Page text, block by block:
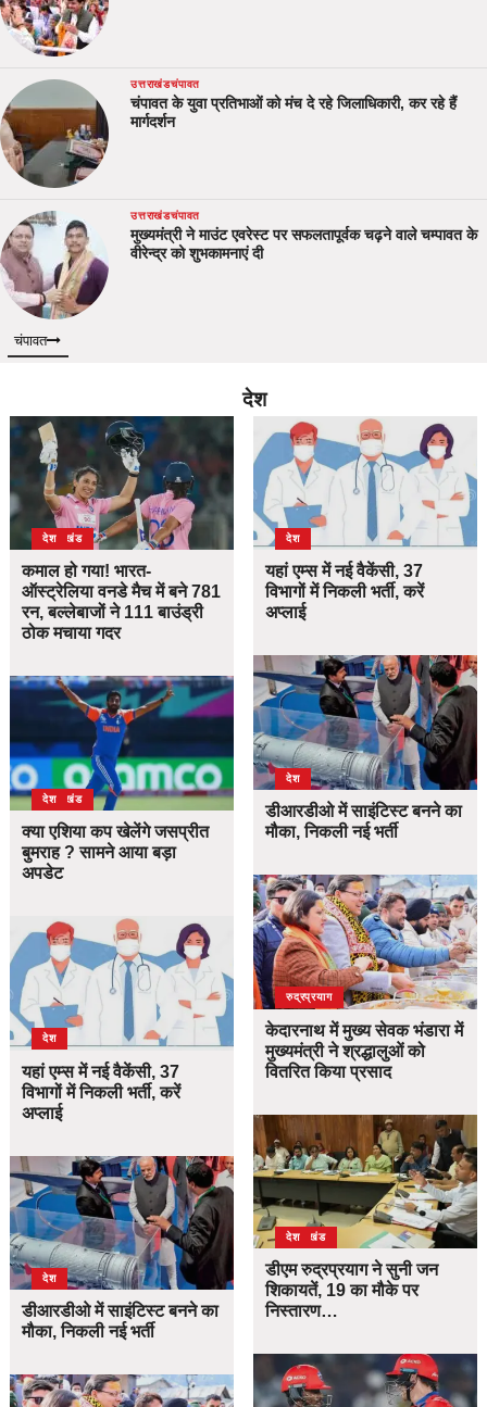
उत्तराखंडचंपावत
चंपावत के युवा प्रतिभाओं को मंच दे रहे जिलाधिकारी, कर रहे हैं
मार्गदर्शन
उत्तराखंडचंपावत
मुख्यमंत्री ने माउंट एवरेस्ट पर सफलतापूर्वक चढ़ने वाले चम्पावत के
वीरेन्द्र को शुभकामनाएं दी
चंपावत
देश
उत्तराखंड
देश
कमाल हो गया! भारत-
ऑस्ट्रेलिया वनडे मैच में बने 781
रन, बल्लेबाजों ने 111 बाउंड्री
ठोक मचाया गदर
उत्तराखंड
देश
क्या एशिया कप खेलेंगे जसप्रीत
बुमराह ? सामने आया बड़ा
अपडेट
देश
यहां एम्स में नई वैकेंसी, 37
विभागों में निकली भर्ती, करें
अप्लाई
देश
डीआरडीओ में साइंटिस्ट बनने का
मौका, निकली नई भर्ती
देश
यहां एम्स में नई वैकेंसी, 37
विभागों में निकली भर्ती, करें
अप्लाई
देश
डीआरडीओ में साइंटिस्ट बनने का
मौका, निकली नई भर्ती
उत्तराखंड
देश
रुद्रप्रयाग
केदारनाथ में मुख्य सेवक भंडारा में
मुख्यमंत्री ने श्रद्धालुओं को
वितरित किया प्रसाद
उत्तराखंड
देश
डीएम रुद्रप्रयाग ने सुनी जन
शिकायतें, 19 का मौके पर
निस्तारण…